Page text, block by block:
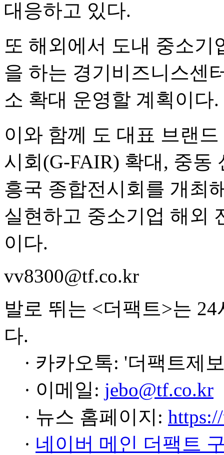
대응하고 있다.
또 해외에서 도내 중소기
을 하는 경기비즈니스센
소 확대 운영할 계획이다.
이와 함께 도 대표 브랜
시회(G-FAIR) 확대, 중동
흥국 종합전시회를 개최
실현하고 중소기업 해외
이다.
vv8300@tf.co.kr
발로 뛰는 <더팩트>는
다.
· 카카오톡: '더팩트제
· 이메일: jebo@tf.co.kr
· 뉴스 홈페이지:
· 네이버 메인 더팩트